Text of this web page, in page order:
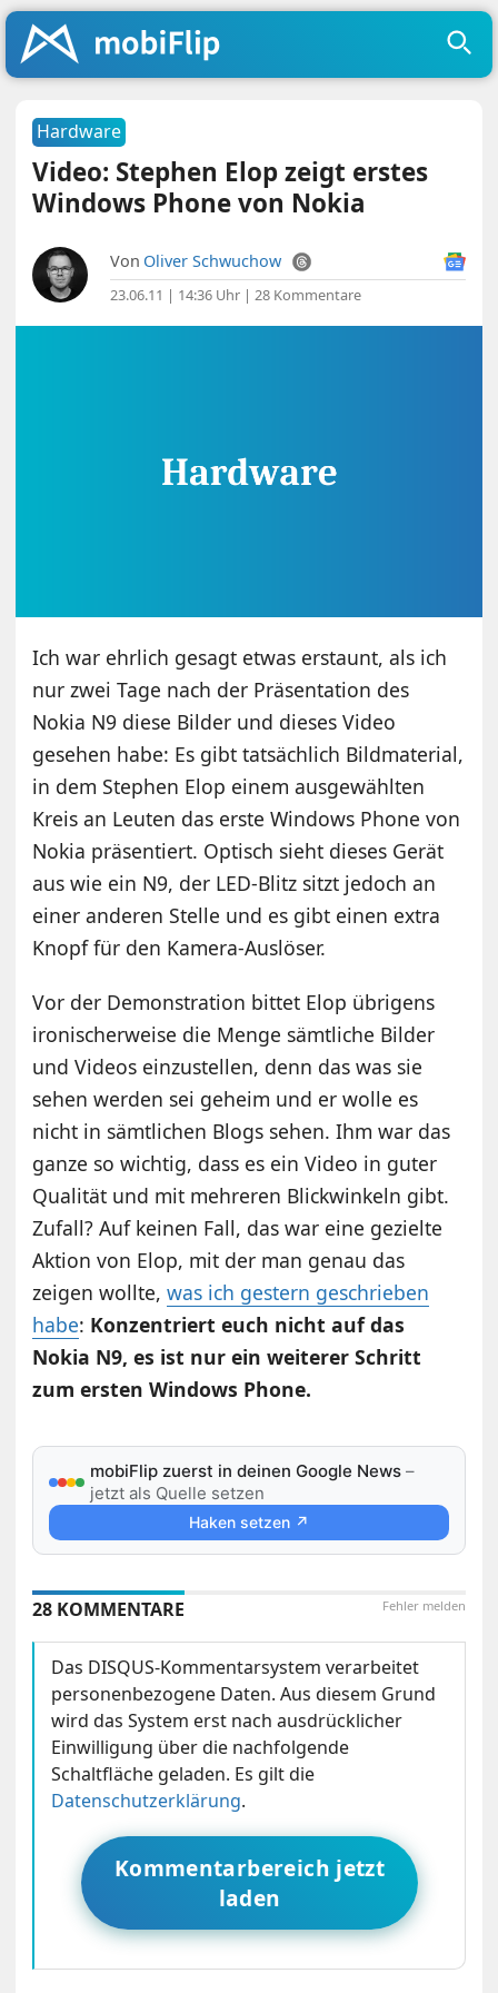
Hardware
Video: Stephen Elop zeigt erstes
Windows Phone von Nokia
Von Oliver Schwuchow
23.06.11 | 14:36 Uhr |28 Kommentare
Ich war ehrlich gesagt etwas erstaunt, als ich
nur zwei Tage nach der Präsentation des
Nokia N9 diese Bilder und dieses Video
gesehen habe: Es gibt tatsächlich Bildmaterial,
in dem Stephen Elop einem ausgewählten
Kreis an Leuten das erste Windows Phone von
Nokia präsentiert. Optisch sieht dieses Gerät
aus wie ein N9, der LED-Blitz sitzt jedoch an
einer anderen Stelle und es gibt einen extra
Knopf für den Kamera-Auslöser.
Vor der Demonstration bittet Elop übrigens
ironischerweise die Menge sämtliche Bilder
und Videos einzustellen, denn das was sie
sehen werden sei geheim und er wolle es
nicht in sämtlichen Blogs sehen. Ihm war das
ganze so wichtig, dass es ein Video in guter
Qualität und mit mehreren Blickwinkeln gibt.
Zufall? Auf keinen Fall, das war eine gezielte
Aktion von Elop, mit der man genau das
zeigen wollte,was ich gestern geschrieben
habe: Konzentriert euch nicht auf das
Nokia N9, es ist nur ein weiterer Schritt
zum ersten Windows Phone.
mobiFlip zuerst in deinen Google News –
jetzt als Quelle setzen
Haken setzen ↗
Fehler melden
28 KOMMENTARE
Das DISQUS-Kommentarsystem verarbeitet
personenbezogene Daten. Aus diesem Grund
wird das System erst nach ausdrücklicher
Einwilligung über die nachfolgende
Schaltfläche geladen. Es gilt die
Datenschutzerklärung.
Kommentarbereich jetzt
laden